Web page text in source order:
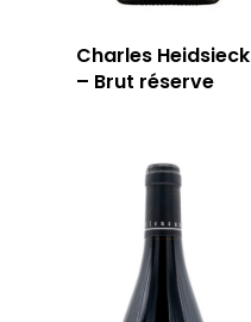
Charles Heidsieck
– Brut réserve